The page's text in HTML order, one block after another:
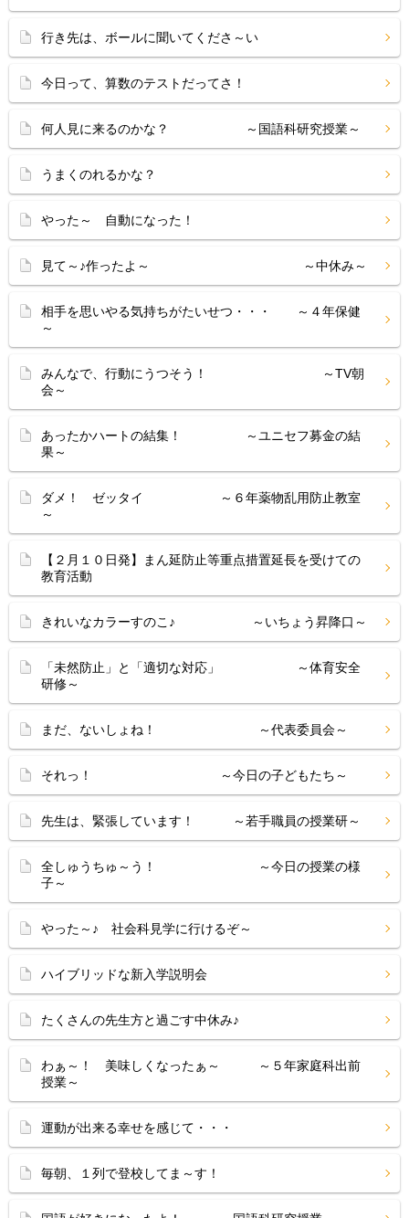
行き先は、ボールに聞いてくださ～い
今日って、算数のテストだってさ！
何人見に来るのかな？ ～国語科研究授業～
うまくのれるかな？
やった～ 自動になった！
見て～♪作ったよ～ ～中休み～
相手を思いやる気持ちがたいせつ・・・ ～４年保健
～
みんなで、行動にうつそう！ ～TV朝
会～
あったかハートの結集！ ～ユニセフ募金の結
果～
ダメ！ ゼッタイ ～６年薬物乱用防止教室
～
【２月１０日発】まん延防止等重点措置延長を受けての
教育活動
きれいなカラーすのこ♪ ～いちょう昇降口～
「未然防止」と「適切な対応」 ～体育安全
研修～
まだ、ないしょね！ ～代表委員会～
それっ！ ～今日の子どもたち～
先生は、緊張しています！ ～若手職員の授業研～
全しゅうちゅ～う！ ～今日の授業の様
子～
やった～♪ 社会科見学に行けるぞ～
ハイブリッドな新入学説明会
たくさんの先生方と過ごす中休み♪
わぁ～！ 美味しくなったぁ～ ～５年家庭科出前
授業～
運動が出来る幸せを感じて・・・
毎朝、１列で登校してま～す！